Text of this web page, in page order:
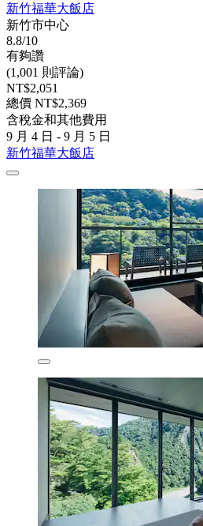
新竹福華大飯店
新竹市中心
8.8/10
有夠讚
(1,001 則評論)
NT$2,051
總價 NT$2,369
含稅金和其他費用
9 月 4 日 - 9 月 5 日
新竹福華大飯店